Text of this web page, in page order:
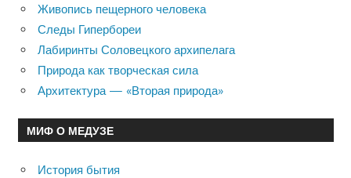
Живопись пещерного человека
Следы Гипербореи
Лабиринты Соловецкого архипелага
Природа как творческая сила
Архитектура — «Вторая природа»
МИФ О МЕДУЗЕ
История бытия